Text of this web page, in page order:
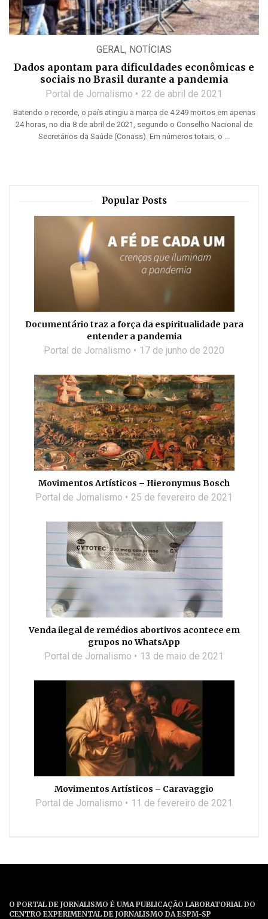
GERAL, NOTÍCIAS
Dados apontam para dificuldades econômicas e
sociais no Brasil durante a pandemia
Portal de Jornalismo 22 de abril de 2021
Batendo o recorde, o país atingiu a marca de 4.249 mortos em apenas
24 horas, no dia 8 de abril de 2021, segundo o Conselho Nacional de
Secretários da Saúde (Conass). Em números totais, o ...
Popular Posts
Documentário traz a força da espiritualidade para
entender a pandemia
Portal de Jornalismo 17 de junho de 2020
Movimentos Artísticos – Hieronymus Bosch
Portal de Jornalismo 25 de fevereiro de 2021
Venda ilegal de remédios abortivos acontece em
grupos no WhatsApp
Portal de Jornalismo 13 de maio de 2021
Movimentos Artísticos – Caravaggio
Portal de Jornalismo 11 de fevereiro de 2021
O PORTAL DE JORNALISMO É UMA PUBLICAÇÃO LABORATORIAL DO
CENTRO EXPERIMENTAL DE JORNALISMO DA ESPM-SP